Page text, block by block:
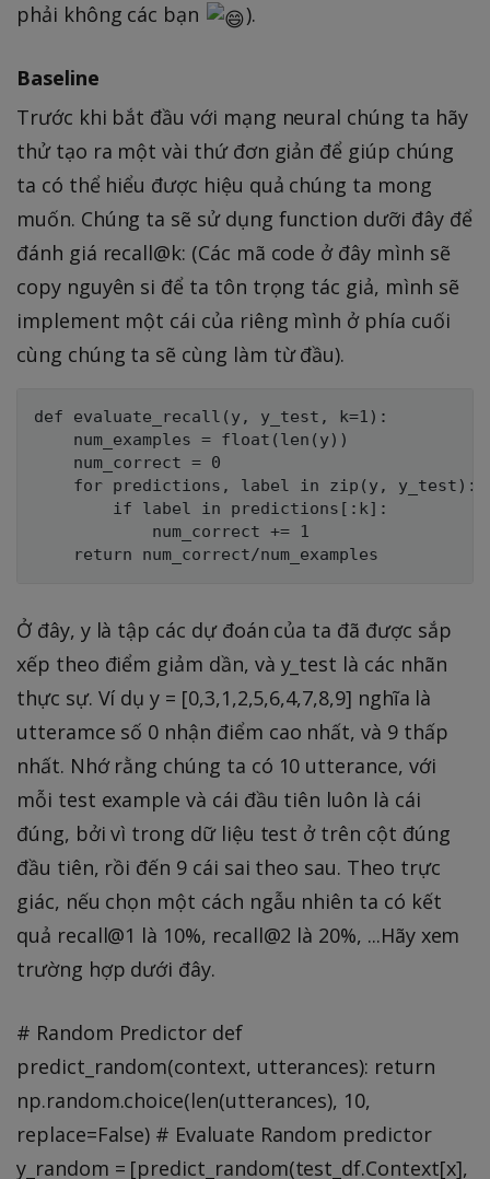
phải không các bạn
).
Baseline
Trước khi bắt đầu với mạng neural chúng ta hãy
thử tạo ra một vài thứ đơn giản để giúp chúng
ta có thể hiểu được hiệu quả chúng ta mong
muốn. Chúng ta sẽ sử dụng function dưỡi đây để
đánh giá recall@k: (Các mã code ở đây mình sẽ
copy nguyên si để ta tôn trọng tác giả, mình sẽ
implement một cái của riêng mình ở phía cuối
cùng chúng ta sẽ cùng làm từ đầu).
def evaluate_recall(y, y_test, k=1):
    num_examples = float(len(y))
    num_correct = 0
    for predictions, label in zip(y, y_test):
        if label in predictions[:k]:
            num_correct += 1
Ở đây, y là tập các dự đoán của ta đã được sắp
xếp theo điểm giảm dần, và y_test là các nhãn
thực sự. Ví dụ y = [0,3,1,2,5,6,4,7,8,9] nghĩa là
utteramce số 0 nhận điểm cao nhất, và 9 thấp
nhất. Nhớ rằng chúng ta có 10 utterance, với
mỗi test example và cái đầu tiên luôn là cái
đúng, bởi vì trong dữ liệu test ở trên cột đúng
đầu tiên, rồi đến 9 cái sai theo sau. Theo trực
giác, nếu chọn một cách ngẫu nhiên ta có kết
quả recall@1 là 10%, recall@2 là 20%, ...Hãy xem
trường hợp dưới đây.
# Random Predictor def
predict_random(context, utterances): return
np.random.choice(len(utterances), 10,
replace=False) # Evaluate Random predictor
y_random = [predict_random(test_df.Context[x],